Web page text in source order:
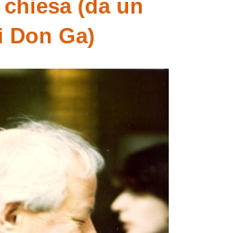
(da un
Ga)